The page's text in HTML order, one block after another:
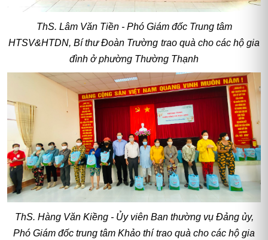
ThS. Lâm Văn Tiền - Phó Giám đốc Trung tâm
HTSV&HTDN, Bí thư Đoàn Trường trao quà cho các hộ gia
đình ở phường Thường Thạnh
ThS. Hàng Văn Kiềng - Ủy viên Ban thường vụ Đảng ủy,
Phó Giám đốc trung tâm Khảo thí trao quà cho các hộ gia